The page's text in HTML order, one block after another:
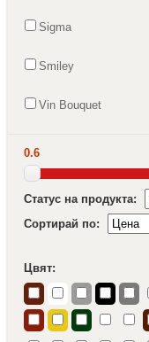
Sigma
Smiley
Vin Bouquet
0.6
Статус на продукта:
Сортирай по:
Цвят: